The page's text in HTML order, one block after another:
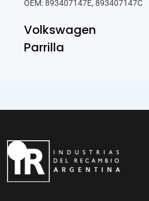
OEM: 893407147E, 893407147C
Volkswagen
Parrilla